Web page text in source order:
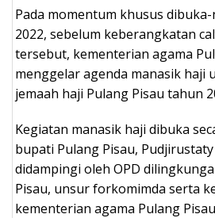
Pada momentum khusus
2022, sebelum keberangkatan
tersebut, kementerian agama
menggelar agenda manasik haji
jemaah haji Pulang Pisau tahun
Kegiatan manasik haji dibuka
bupati Pulang Pisau,
didampingi oleh OPD
Pisau, unsur forkomimda serta
kementerian agama Pulang